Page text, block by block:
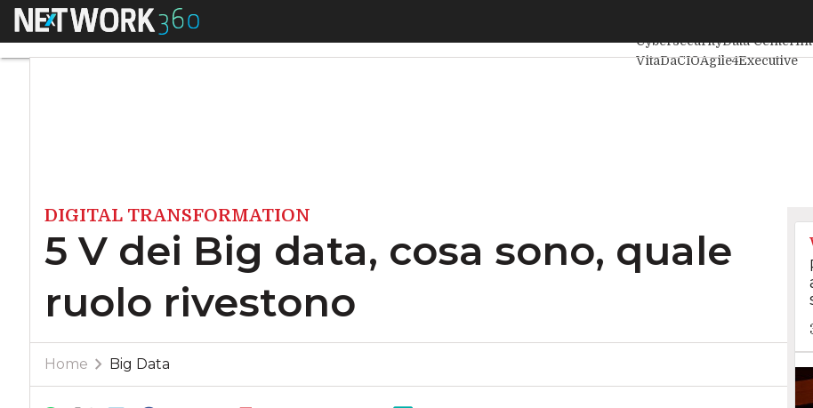
Menu Intelligenza
CybersecurityData Center
VitaDaCIOAgile4Executive
DIGITAL TRANSFORMATION
5 V dei Big data, cosa sono, quale
ruolo rivestono
Home Big Data